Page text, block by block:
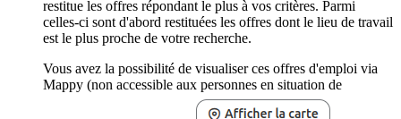
restitue les offres répondant le plus à vos critères. Parmi
celles-ci sont d'abord restituées les offres dont le lieu de travail
est le plus proche de votre recherche.
Vous avez la possibilité de visualiser ces offres d'emploi via
Mappy (non accessible aux personnes en situation de